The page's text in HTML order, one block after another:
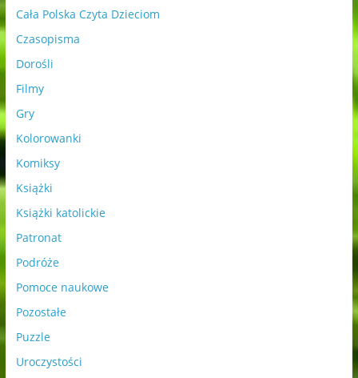
Cała Polska Czyta Dzieciom
Czasopisma
Dorośli
Filmy
Gry
Kolorowanki
Komiksy
Książki
Książki katolickie
Patronat
Podróże
Pomoce naukowe
Pozostałe
Puzzle
Uroczystości